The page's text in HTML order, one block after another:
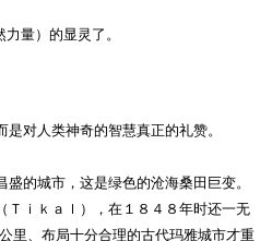
量）的显灵了。
对人类神奇的智慧真正的礼赞。
的城市，这是绿色的沧海桑田巨变。
Ｔｉｋａｌ），在１８４８年时还一无
里、布局十分合理的古代玛雅城市才重